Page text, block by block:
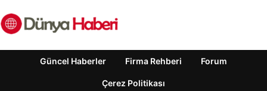
Güncel Haberler Firma Rehberi Forum
Çerez Politikası